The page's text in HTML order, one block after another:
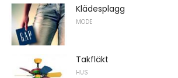
Klädesplagg
MODE
Takfläkt
HUS